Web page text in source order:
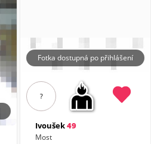
Fotka dostupná po přihlášení
?
Ivoušek49
Most